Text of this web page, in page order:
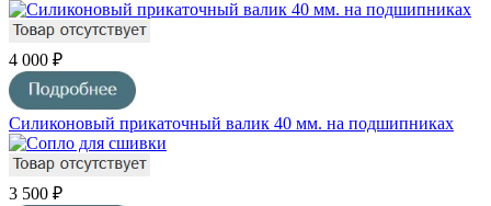
4 000 ₽
Силиконовый прикаточный валик 40 мм. на подшипниках
3 500 ₽